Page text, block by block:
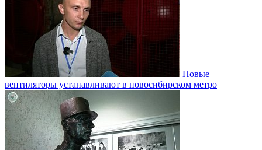
Новые
вентиляторы устанавливают в новосибирском метро